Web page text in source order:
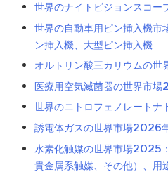
世界のナイトビジョンスコー
世界の自動車用ピン挿入機
ン挿入機、大型ピン挿入機
オルトリン酸三カリウムの世
医療用空気滅菌器の世界市
世界のニトロフェノレートナ
誘電体ガスの世界市場2026
水素化触媒の世界市場2025
貴金属系触媒、その他）、用